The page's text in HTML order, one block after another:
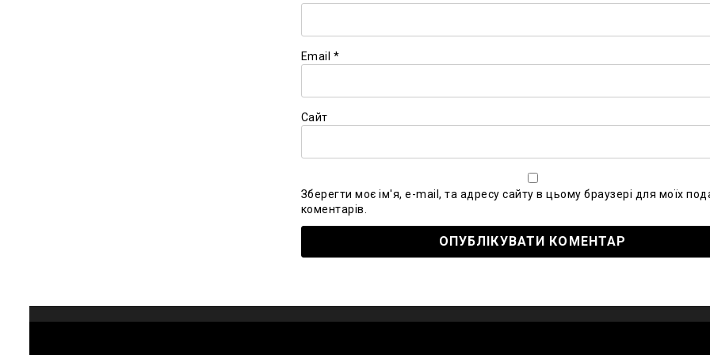
Email *
Сайт
Зберегти моє ім'я, e-mail, та адресу сайту в цьому браузері для моїх
коментарів.